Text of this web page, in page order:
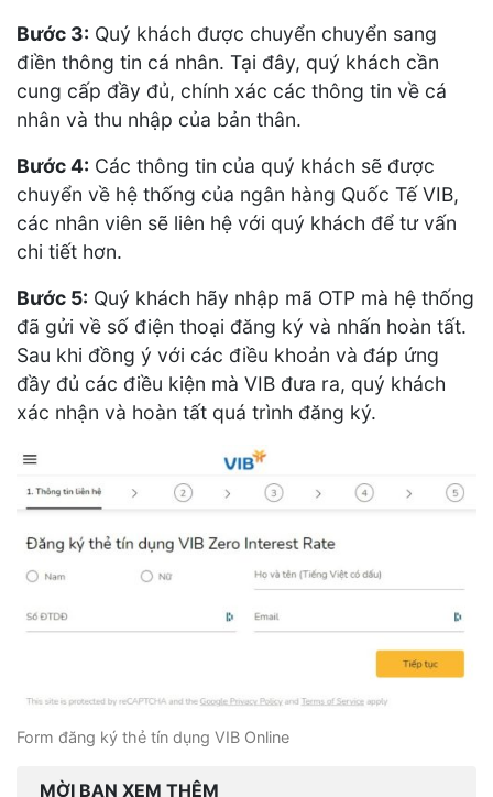
Bước 3: Quý khách được chuyển chuyển sang
điền thông tin cá nhân. Tại đây, quý khách cần
cung cấp đầy đủ, chính xác các thông tin về cá
nhân và thu nhập của bản thân.
Bước 4: Các thông tin của quý khách sẽ được
chuyển về hệ thống của ngân hàng Quốc Tế VIB,
các nhân viên sẽ liên hệ với quý khách để tư vấn
chi tiết hơn.
Bước 5: Quý khách hãy nhập mã OTP mà hệ thống
đã gửi về số điện thoại đăng ký và nhấn hoàn tất.
Sau khi đồng ý với các điều khoản và đáp ứng
đầy đủ các điều kiện mà VIB đưa ra, quý khách
xác nhận và hoàn tất quá trình đăng ký.
Form đăng ký thẻ tín dụng VIB Online
MỜI BẠN XEM THÊM